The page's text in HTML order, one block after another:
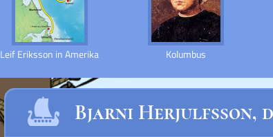
Leif Eriksson in Amerika Kolumbus
Bjarni Herjulfsson,